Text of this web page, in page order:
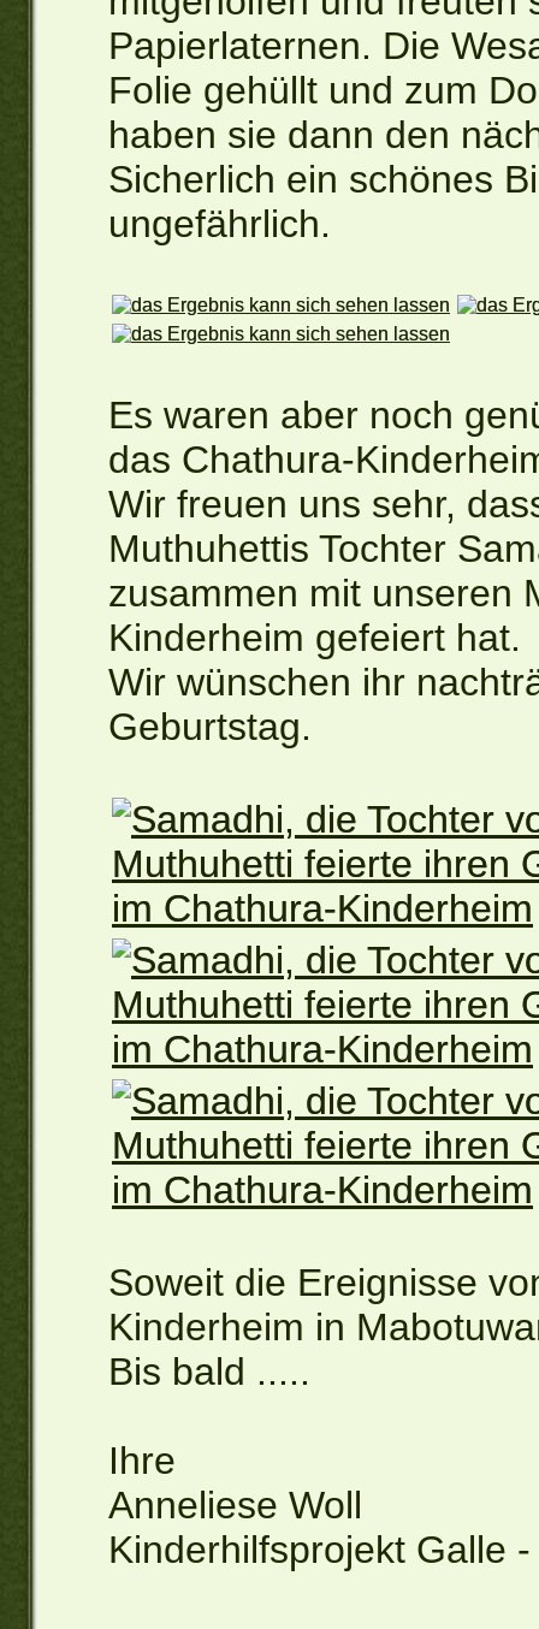
Papierlaternen. Die
Folie gehüllt und zum
haben sie dann den
Sicherlich ein schönes
ungefährlich.
Es waren aber noch
das Chathura-
Wir freuen uns sehr,
Muthuhettis Tochter
zusammen mit unseren
Kinderheim gefeiert hat.
Wir wünschen ihr
Geburtstag.
Soweit die Ereignisse
Kinderheim in
Bis bald .....
Ihre
Anneliese Woll
Kinderhilfsprojekt Galle